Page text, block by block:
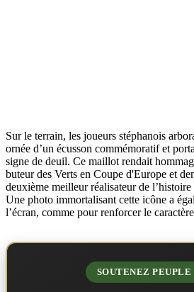
Sur le terrain, les joueurs stéphanois
ornée d’un écusson commémoratif et
signe de deuil. Ce maillot rendait
buteur des Verts en Coupe d'Europe et
deuxième meilleur réalisateur de
Une photo immortalisant cette icône a
l’écran, comme pour renforcer le
SOUTENEZ PEUPLE